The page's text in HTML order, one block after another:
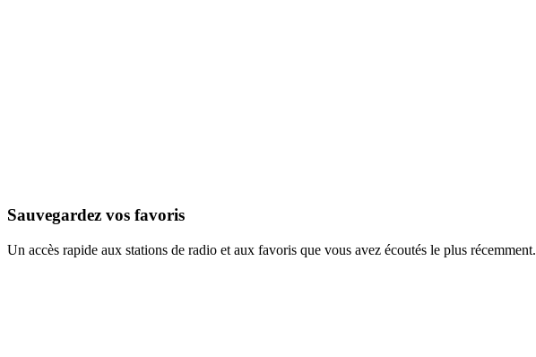
Sauvegardez vos favoris
Un accès rapide aux stations de radio et aux favoris que vous avez écoutés le plus récemment.